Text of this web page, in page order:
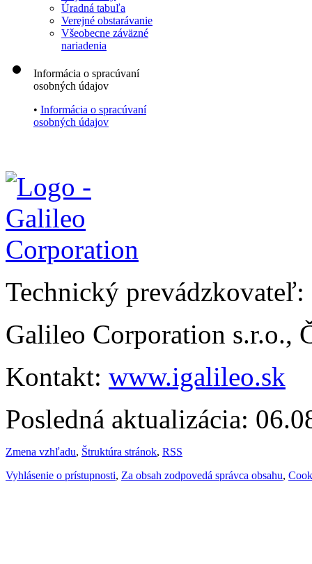
Úradná tabuľa
Verejné obstarávanie
Všeobecne záväzné
nariadenia
Informácia o spracúvaní
osobných údajov
• Informácia o spracúvaní
osobných údajov
Technický prevádzkovateľ:
Galileo Corporation s.r.o.,
Kontakt: www.igalileo.sk
Posledná aktualizácia:
Zmena vzhľadu, Štruktúra stránok, RSS
Vyhlásenie o prístupnosti, Za obsah zodpovedá správca obsahu,